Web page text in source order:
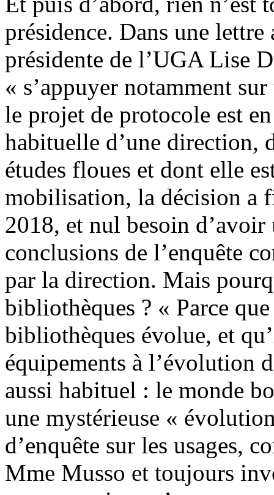
présidence. Dans une
présidente de l’UGA Lise
« s’appuyer notamment
le projet de protocole est
habituelle d’une direction,
études floues et dont elle
mobilisation, la décision a
2018, et nul besoin
conclusions de l’enquête
par la direction. Mais
bibliothèques ? « Parce
bibliothèques évolue, et
équipements à l’évolution
aussi habituel : le monde
une mystérieuse «
d’enquête sur les usages,
Mme Musso et toujours